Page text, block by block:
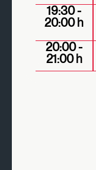
19:30 -
20:00 h
20:00 -
21:00 h